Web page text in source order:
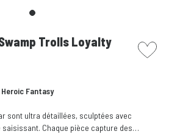
Trolls Loyalty
picto
Fantasy
sont ultra détaillées, sculptées avec
Chaque pièce capture des